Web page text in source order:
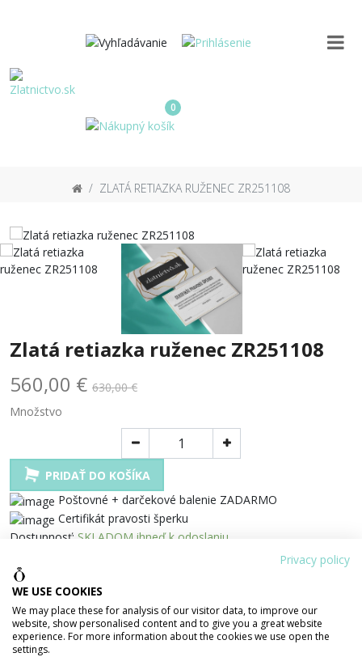
0
ZLATÁ RETIAZKA RUŽENEC ZR251108
Zlatá retiazka ruženec ZR251108
560,00 € 630,00 €
Množstvo
PRIDAŤ DO KOŠÍKA
Poštovné + darčekové balenie ZADARMO
Certifikát pravosti šperku
Dostupnosť: SKLADOM ihneď k odoslaniu
Zdielať
100% bezpečná platba
Privacy policy
WE USE COOKIES
We may place these for analysis of our visitor data, to improve our
website, show personalised content and to give you a great website
experience. For more information about the cookies we use open the
settings.